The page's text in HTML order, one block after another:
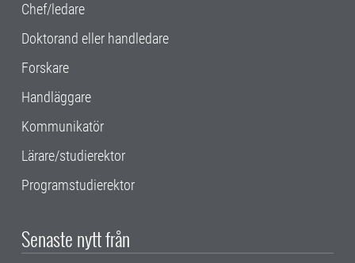
Chef/ledare
Doktorand eller handledare
Forskare
Handläggare
Kommunikatör
Lärare/studierektor
Programstudierektor
Senaste nytt från